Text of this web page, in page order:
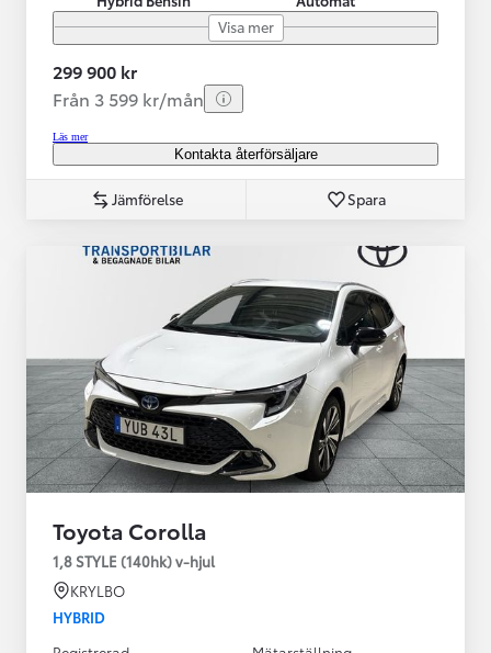
Visa mer
299 900 kr
Från 3 599 kr/mån
Läs mer
Kontakta återförsäljare
Jämförelse Spara
Toyota Corolla
1,8 STYLE (140hk) v-hjul
KRYLBO
HYBRID